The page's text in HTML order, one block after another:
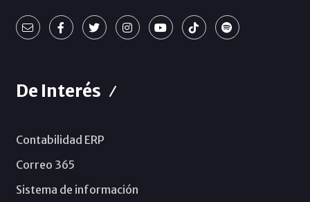
De Interés
Contabilidad ERP
Correo 365
Sistema de información